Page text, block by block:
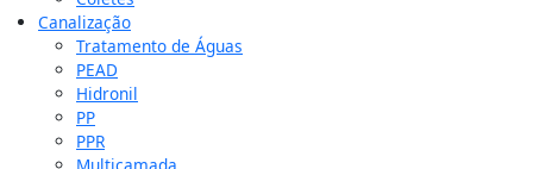
Canalização
Tratamento de Águas
PEAD
Hidronil
PP
PPR